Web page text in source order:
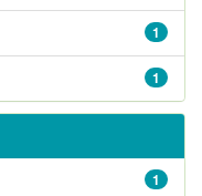
1
1
1